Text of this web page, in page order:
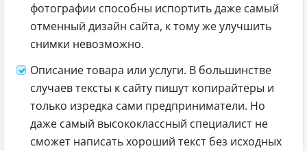
фотографии способны испортить даже самый
отменный дизайн сайта, к тому же улучшить
снимки невозможно.
Описание товара или услуги. В большинстве
случаев тексты к сайту пишут копирайтеры и
только изредка сами предприниматели. Но
даже самый высококлассный специалист не
сможет написать хороший текст без исходных